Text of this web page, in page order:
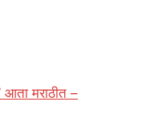
आता मराठीत –